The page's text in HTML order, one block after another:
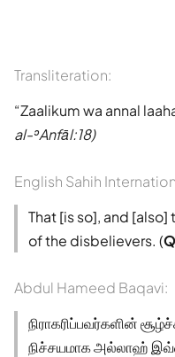
Transliteration:
Zaalikum wa annal
al-ʾAnfāl:18)
English Sahih
That [is so], and
of the disbelievers. (
Abdul Hameed Baqavi:
நிராகரிப்பவர்களின்
நிச்சயமாக அல்லாஹ்